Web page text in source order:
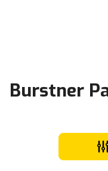
Burstner